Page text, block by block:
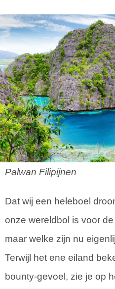
Palwan Filipijnen
Dat wij een heleboel
onze wereldbol is voor
maar welke zijn nu
Terwijl het ene eiland
bounty-gevoel, zie je op